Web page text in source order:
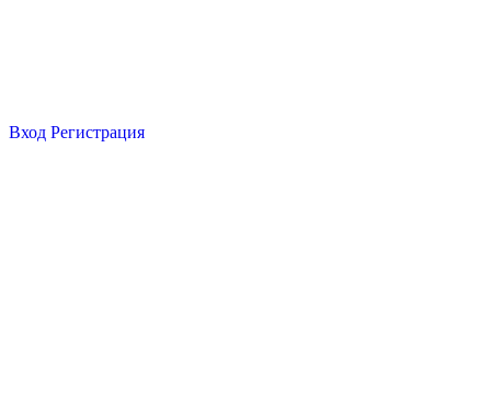
Вход Регистрация